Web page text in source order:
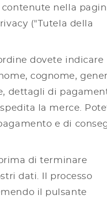
nella
("Tutela della
dovete indicare
cognome,
dettagli di
la merce.
e di
di terminare
dati. Il processo
il pulsante